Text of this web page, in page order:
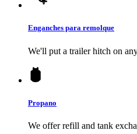
Enganches para remolque
We'll put a trailer hitch on
Propano
We offer refill and tank